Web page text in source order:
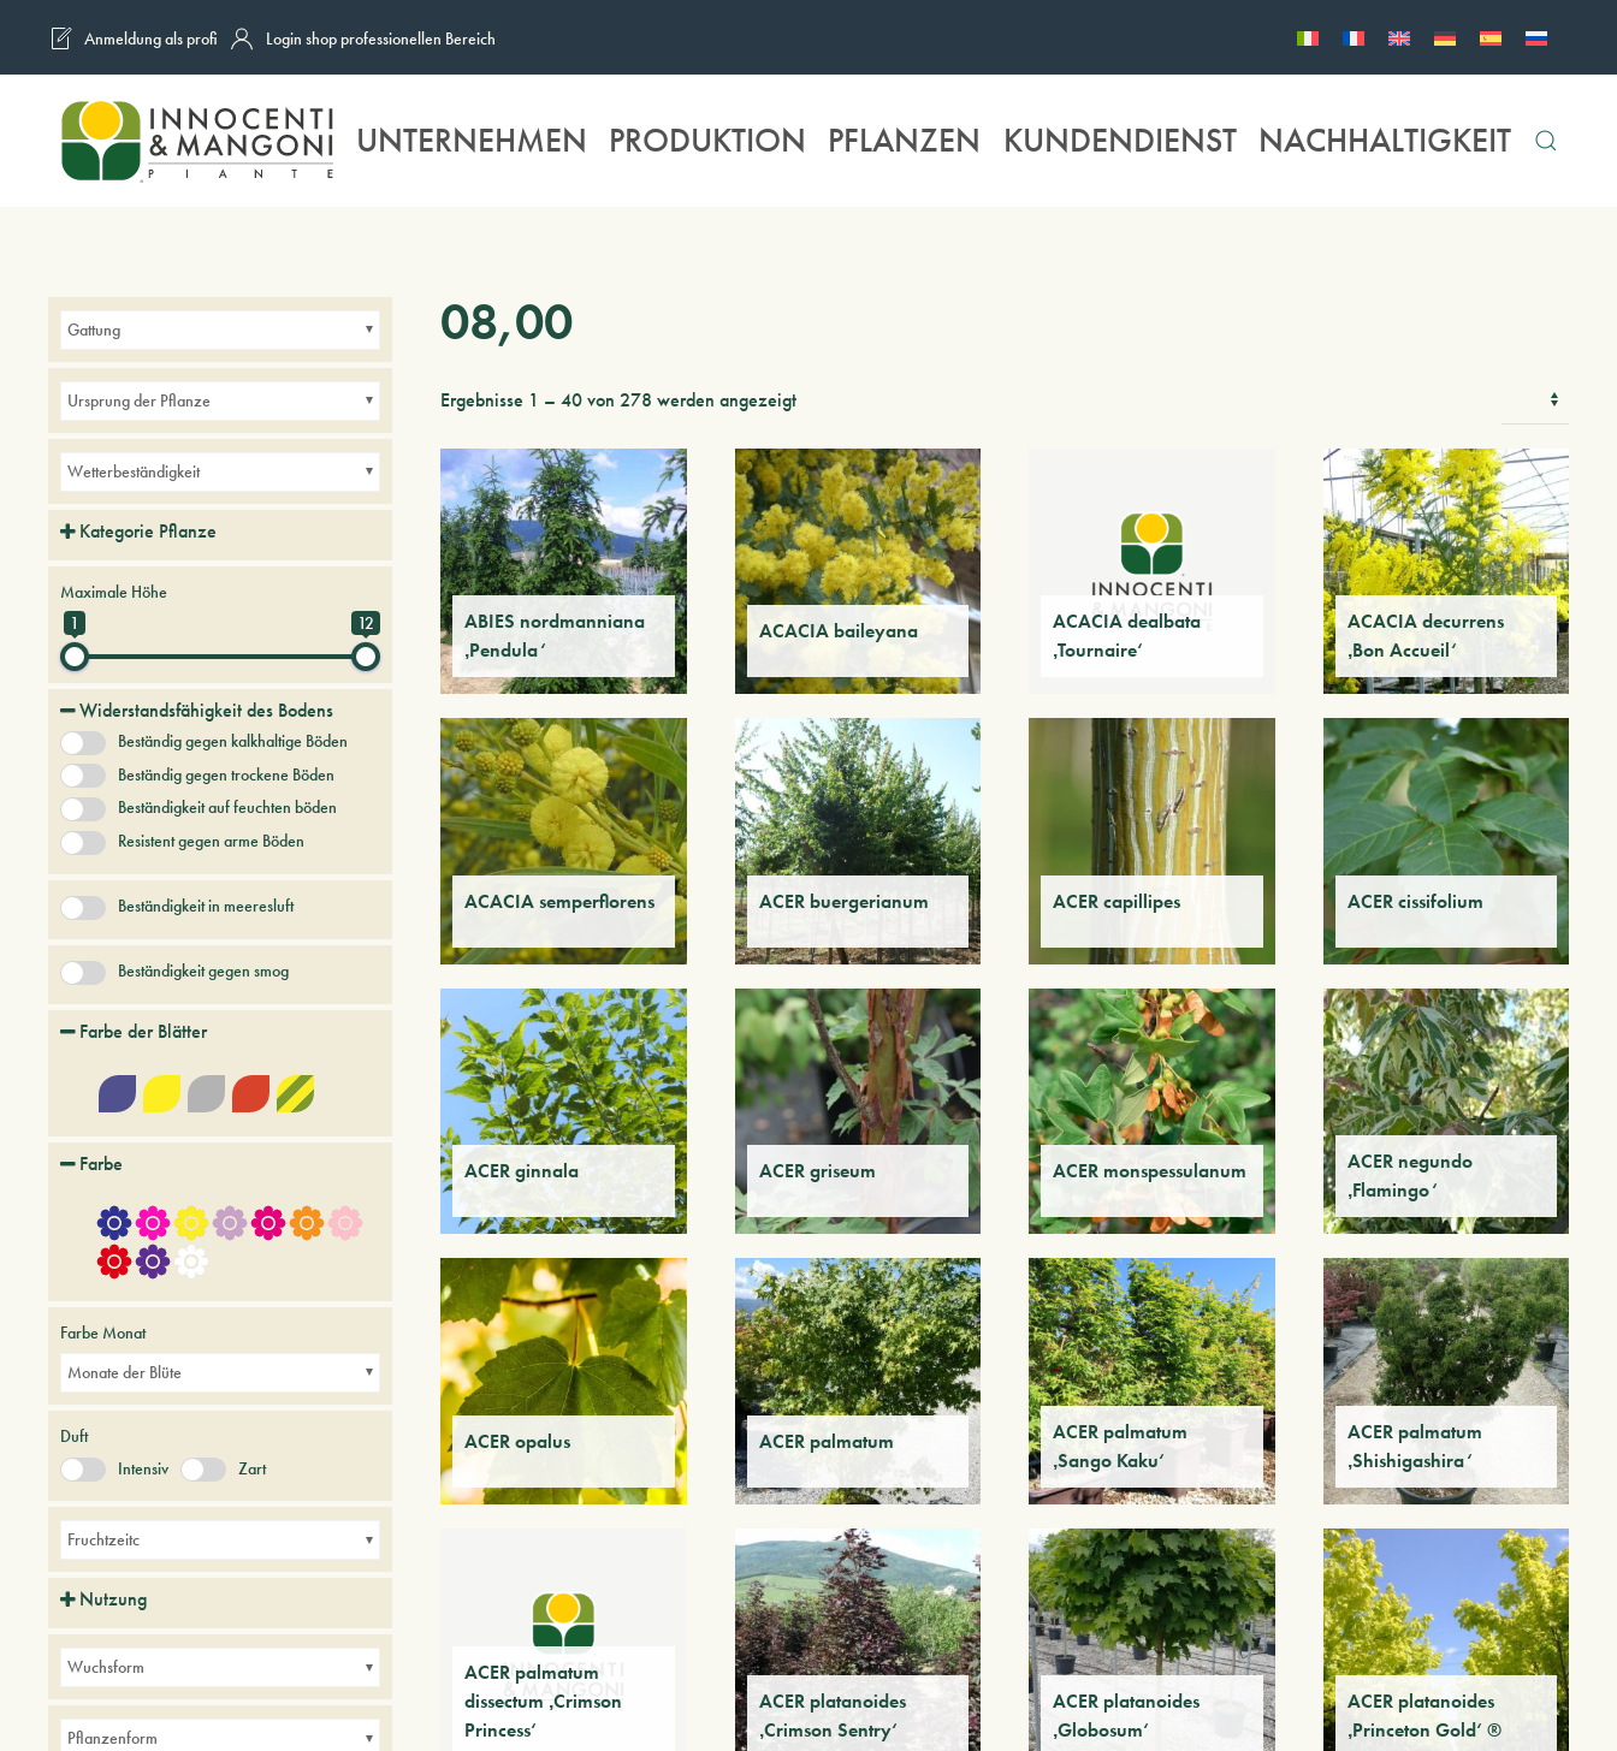
Skip to main content
Anmeldung als profi Login shop professionellen Bereich
UNTERNEHMEN PRODUKTION PFLANZEN KUNDENDIENST NACHHALTIGKEIT
08,00
Ergebnisse 1 – 40 von 278 werden angezeigt
ABIES nordmanniana
‚Pendula‘
ACACIA baileyana
ACACIA dealbata
‚Tournaire‘
ACACIA decurrens
‚Bon Accueil‘
ACACIA semperflorens ACER buergerianum ACER capillipes ACER cissifolium
ACER ginnala ACER griseum ACER monspessulanum
ACER negundo
‚Flamingo‘
ACER opalus ACER palmatum
ACER palmatum
‚Sango Kaku‘
ACER palmatum
‚Shishigashira‘
ACER palmatum
dissectum ‚Crimson
Princess‘
ACER platanoides
‚Crimson Sentry‘
ACER platanoides
‚Globosum‘
ACER platanoides
‚Princeton Gold‘ ®
Gattung
Ursprung der Pflanze
Wetterbeständigkeit
Kategorie Pflanze
Hartnäckige Bäume und Sträucher
keine Kategorie
Koniferen
Laubbäume und Sträucher
Obst-baeume
+ Mehr anzeigen
Maximale Höhe
1
12
Widerstandsfähigkeit des Bodens
Beständig gegen kalkhaltige Böden
Beständig gegen trockene Böden
Beständigkeit auf feuchten böden
Resistent gegen arme Böden
Beständigkeit in meeresluft
Beständigkeit gegen smog
Farbe der Blätter
Farbe
Farbe Monat
Monate der Blüte
Duft
Intensiv
Zart
Fruchtzeitc
Nutzung
Kleine Gärten
Parks
Wuchsform
Pflanzenform